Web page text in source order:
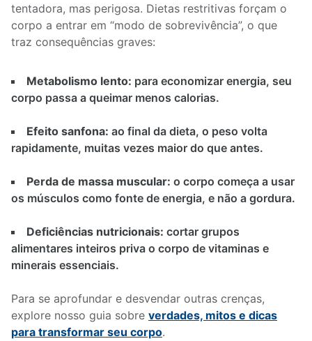
tentadora, mas perigosa. Dietas restritivas forçam o
corpo a entrar em “modo de sobrevivência”, o que
traz consequências graves:
Metabolismo lento: para economizar energia, seu
corpo passa a queimar menos calorias.
Efeito sanfona: ao final da dieta, o peso volta
rapidamente, muitas vezes maior do que antes.
Perda de massa muscular: o corpo começa a usar
os músculos como fonte de energia, e não a gordura.
Deficiências nutricionais: cortar grupos
alimentares inteiros priva o corpo de vitaminas e
minerais essenciais.
Para se aprofundar e desvendar outras crenças,
explore nosso guia sobre verdades, mitos e dicas
para transformar seu corpo.